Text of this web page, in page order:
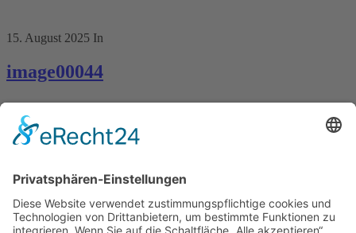
15. August 2025 In
image00044
Kontakt
Königstraße 28
70173 Stuttgart
T: 0711 29 39 20
kontakt@kaestner-stuttgart.de